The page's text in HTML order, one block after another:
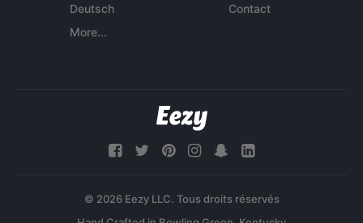
Deutsch
More...
Contact
© 2026 Eezy LLC. Tous droits réservés